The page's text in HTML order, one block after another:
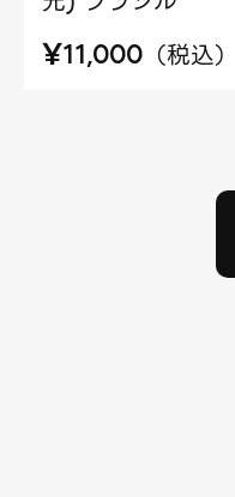
¥11,000 （税込）